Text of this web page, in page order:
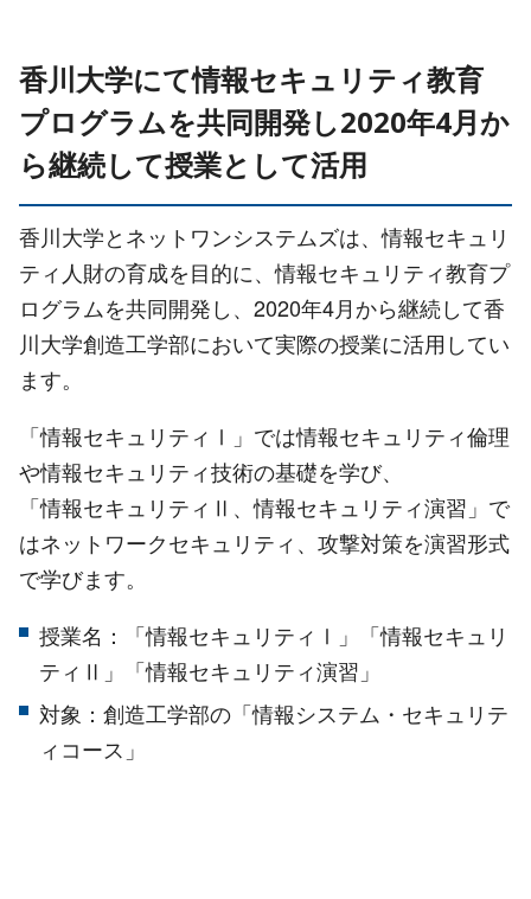
香川大学にて情報セキュリティ教育
プログラムを共同開発し2020年4月か
ら継続して授業として活用
香川大学とネットワンシステムズは、情報セキュリ
ティ人財の育成を目的に、情報セキュリティ教育プ
ログラムを共同開発し、2020年4月から継続して香
川大学創造工学部において実際の授業に活用してい
ます。
「情報セキュリティⅠ」では情報セキュリティ倫理
や情報セキュリティ技術の基礎を学び、
「情報セキュリティⅡ、情報セキュリティ演習」で
はネットワークセキュリティ、攻撃対策を演習形式
で学びます。
授業名：「情報セキュリティⅠ」「情報セキュリ
ティⅡ」「情報セキュリティ演習」
対象：創造工学部の「情報システム・セキュリテ
ィコース」